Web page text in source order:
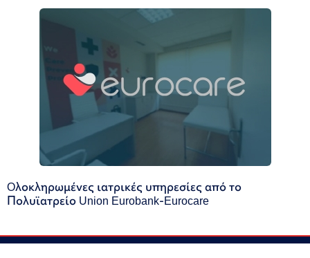
Oλοκληρωμένες ιατρικές υπηρεσίες από το
Πολυϊατρείο Union Eurobank-Eurocare